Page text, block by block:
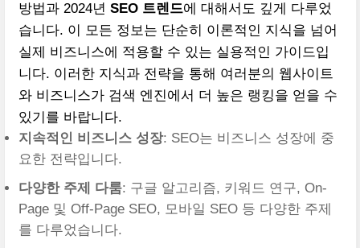
방법과 2024년 SEO 트렌드에 대해서도 깊게 다루었
습니다. 이 모든 정보는 단순히 이론적인 지식을 넘어
실제 비즈니스에 적용할 수 있는 실용적인 가이드입
니다. 이러한 지식과 전략을 통해 여러분의 웹사이트
와 비즈니스가 검색 엔진에서 더 높은 랭킹을 얻을 수
있기를 바랍니다.
지속적인 비즈니스 성장: SEO는 비즈니스 성장에 중
요한 전략입니다.
다양한 주제 다룸: 구글 알고리즘, 키워드 연구, On-
Page 및 Off-Page SEO, 모바일 SEO 등 다양한 주제
를 다루었습니다.